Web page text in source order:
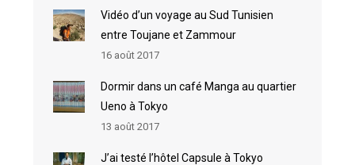
Vidéo d’un voyage au Sud Tunisien
entre Toujane et Zammour
16 août 2017
Dormir dans un café Manga au quartier
Ueno à Tokyo
13 août 2017
J’ai testé l’hôtel Capsule à Tokyo